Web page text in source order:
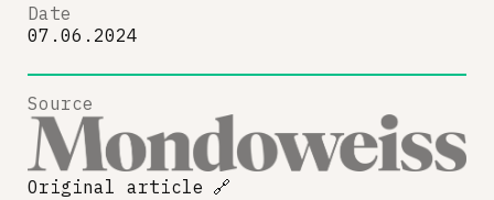
Date
07.06.2024
Source
Original article 🔗